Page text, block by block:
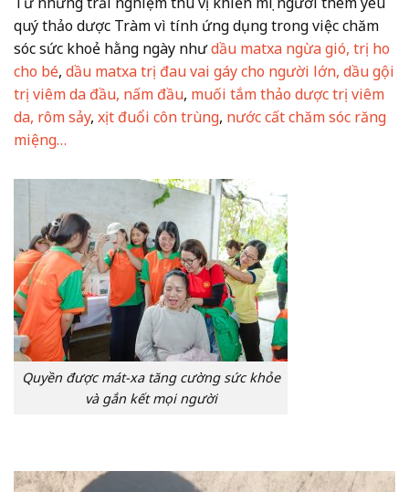
quý thảo dược Tràm vì tính ứng dụng trong việc chăm
sóc sức khoẻ hằng ngày nhưdầu matxa ngừa gió, trị ho
cho bé, dầu matxa trị đau vai gáy cho người lớn, dầu gội
trị viêm da đầu, nấm đầu, muối tắm thảo dược trị viêm
da, rôm sảy, xịt đuổi côn trùng, nước cất chăm sóc răng
miệng…
Quyền được mát-xa tăng cường sức khỏe
và gắn kết mọi người
Trình